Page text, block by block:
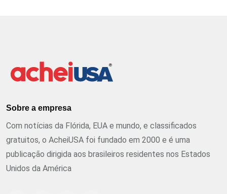
Sobre a empresa
Com notícias da Flórida, EUA e mundo, e classificados
gratuitos, o AcheiUSA foi fundado em 2000 e é uma
publicação dirigida aos brasileiros residentes nos Estados
Unidos da América